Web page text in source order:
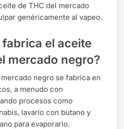
de THC del mercado
genéricamente al vapeo.
fabrica el aceite
mercado negro?
negro se fabrica en
a menudo con
procesos como
lavarlo con butano y
para evaporarlo.